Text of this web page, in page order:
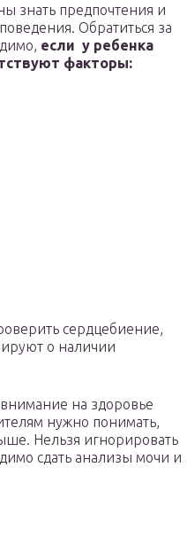
знать предпочтения и
Обратиться за
если у ребенка
факторы:
сердцебиение,
о наличии
на здоровье
нужно понимать,
Нельзя игнорировать
сдать анализы мочи и